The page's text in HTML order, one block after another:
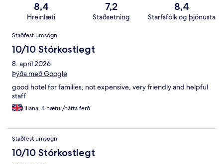
8,4
Hreinlæti
7,2
Staðsetning
8,4
Starfsfólk og þjónusta
Umsagnir
Staðfest umsögn
10/10 Stórkostlegt
8. apríl 2026
Þýða með Google
good hotel for families, not expensive, very friendly and helpful
staff
Liliana, 4 nætur/nátta ferð
Staðfest umsögn
10/10 Stórkostlegt